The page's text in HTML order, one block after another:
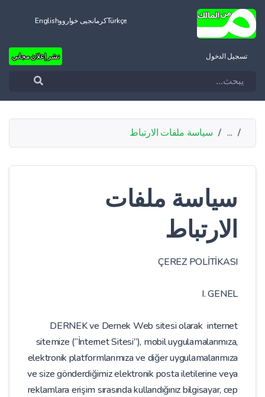
Türkçeکرمانجیی خوارووEnglish
تسجيل الدخول نشر إعلان مجاني
/
...
/ سياسة ملفات الارتباط
سياسة ملفات
الارتباط
ÇEREZ POLİTİKASI
I. GENEL
DERNEK ve Dernek Web sitesi olarak internet
sitemize (“İnternet Sitesi”), mobil uygulamalarımıza,
elektronik platformlarımıza ve diğer uygulamalarımıza
ve size gönderdiğimiz elektronik posta iletilerine veya
reklamlara erişim sırasında kullandığınız bilgisayar, cep